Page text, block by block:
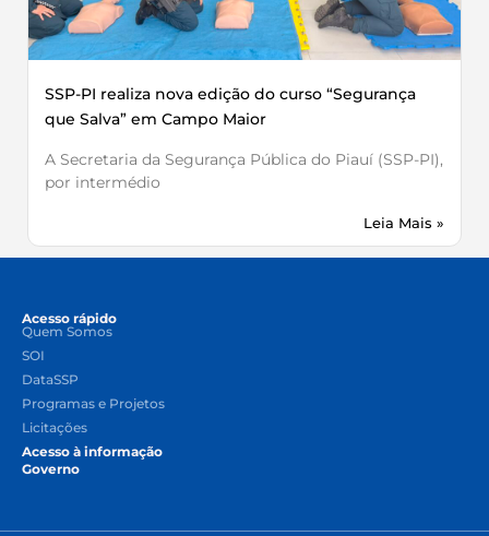
SSP-PI realiza nova edição do curso “Segurança
que Salva” em Campo Maior
A Secretaria da Segurança Pública do Piauí (SSP-PI),
por intermédio
Leia Mais »
Acesso rápido
Quem Somos
SOI
DataSSP
Programas e Projetos
Licitações
Acesso à informação
Governo